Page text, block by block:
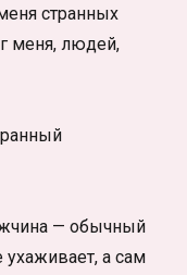
странных
меня, людей,
— обычный
ухаживает, а сам